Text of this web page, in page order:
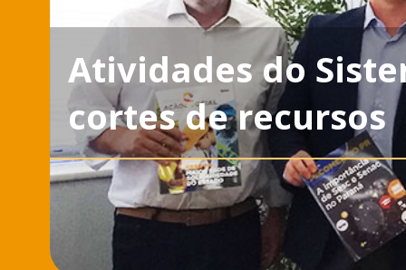
Atividades do
cortes de recursos